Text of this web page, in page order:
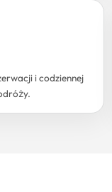
i codziennej